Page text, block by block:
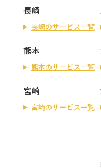
長崎
長崎のサービス一覧
熊本
熊本のサービス一覧
宮崎
宮崎のサービス一覧